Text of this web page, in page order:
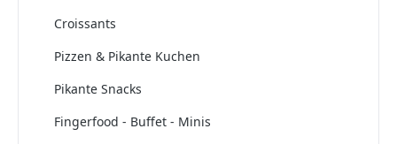
Croissants
Pizzen & Pikante Kuchen
Pikante Snacks
Fingerfood - Buffet - Minis